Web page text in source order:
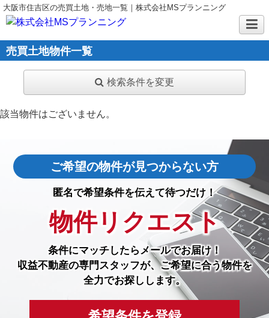
大阪市住吉区の売買土地・売地一覧｜株式会社MSプランニング
売買土地物件一覧
検索条件を変更
該当物件はございません。
ご希望の物件が見つからない方
匿名で希望条件を伝えて待つだけ！
物件リクエスト
条件にマッチしたらメールでお届け！
収益不動産の専門スタッフが、ご希望に合う物件を
全力でお探しします。